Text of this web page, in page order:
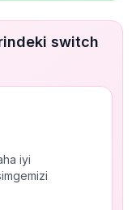
switch
iyi